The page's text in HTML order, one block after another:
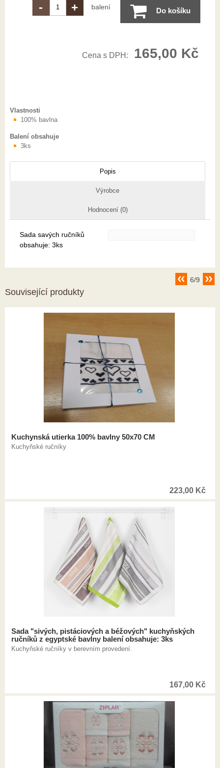
- + balení Do košíku
Cena s DPH: 165,00 Kč
Vlastnosti
100% bavlna
Balení obsahuje
3ks
Popis
Výrobce
Hodnocení (0)
Sada savých ručníků
obsahuje: 3ks
6/9
Související produkty
Kuchynská utierka 100% bavlny 50x70 CM
Kuchyňské ručníky
223,00 Kč
Sada "sivých, pistáciových a béžových" kuchyňských
ručníků z egyptské bavlny balení obsahuje: 3ks
Kuchyňské ručníky v berevním provedení.
167,00 Kč